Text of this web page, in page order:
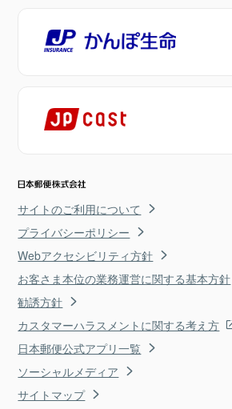
サイトのご利用について
プライバシーポリシー
Webアクセシビリティ方針
お客さま本位の業務運営に関する基本方針
勧誘方針
カスタマーハラスメントに関する考え方
日本郵便公式アプリ一覧
ソーシャルメディア
サイトマップ